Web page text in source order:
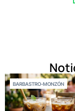
BARBASTRO-MONZÓN